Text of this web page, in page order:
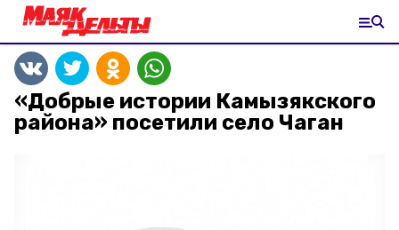
«Добрые истории Камызякского
района» посетили село Чаган